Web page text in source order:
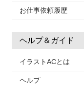
お仕事依頼履歴
ヘルプ＆ガイド
イラストACとは
ヘルプ